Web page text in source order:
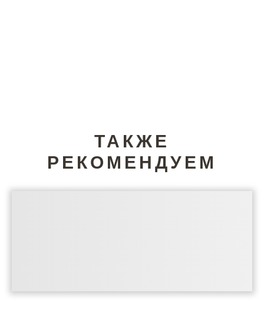
ТАКЖЕ
РЕКОМЕНДУЕМ